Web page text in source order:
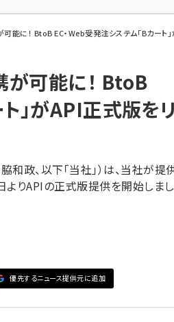
能に！ BtoB EC・Web受発注システム「Bカート
可能に！ BtoB
」がAPI正式版をリ
政、以下「当社」）は、当社が提
よりAPIの正式版提供を開始しまし
優先するニュース提供元に追加